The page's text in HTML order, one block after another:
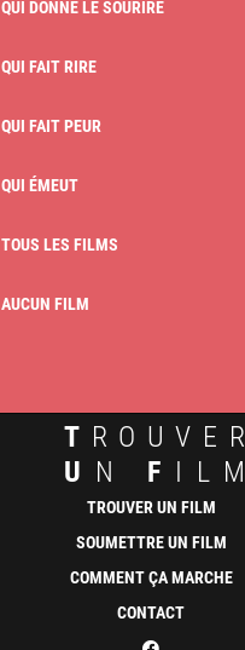
QUI DONNE LE SOURIRE
QUI FAIT RIRE
QUI FAIT PEUR
QUI ÉMEUT
TOUS LES FILMS
AUCUN FILM
T ROUVER
U N F ILM
TROUVER UN FILM
SOUMETTRE UN FILM
COMMENT ÇA MARCHE
CONTACT